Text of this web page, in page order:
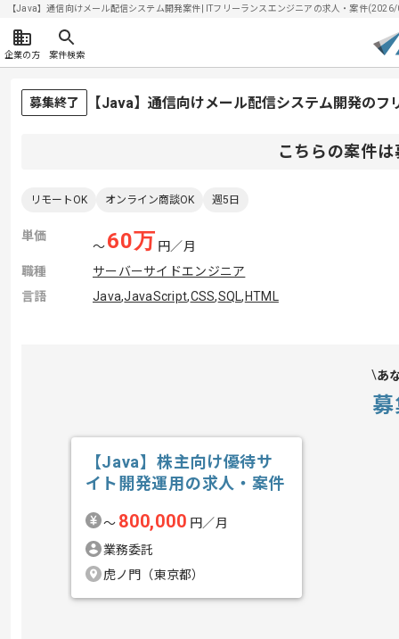
【Java】通信向けメール配信システム開発案件| ITフリーランスエンジニアの求人・案件
企業の方 案件検索
募集終了 【Java】通信向けメール配信システム開発のフ
こちらの案件
リモートOK オンライン商談OK 週5日
単価
〜60万 円／月
職種
サーバーサイドエンジニア
言語
Java,JavaScript,CSS,SQL, HTML
あ
【Java】株主向け優待サ
イト開発運用の求人・案件
〜 800,000 円／月
業務委託
虎ノ門（東京都）